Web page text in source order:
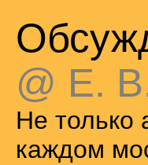
@ Е.
Не только
каждом